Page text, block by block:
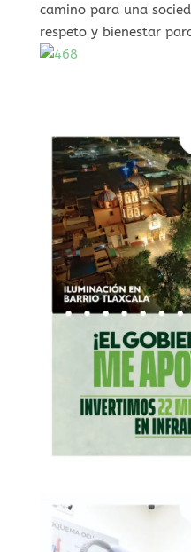
camino para una
respeto y bienestar